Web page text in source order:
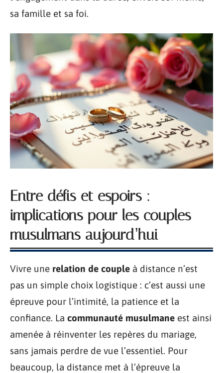
sa famille et sa foi.
Entre défis et espoirs :
implications pour les couples
musulmans aujourd’hui
Vivre une relation de couple à distance n’est
pas un simple choix logistique : c’est aussi une
épreuve pour l’intimité, la patience et la
confiance. La communauté musulmane est ainsi
amenée à réinventer les repères du mariage,
sans jamais perdre de vue l’essentiel. Pour
beaucoup, la distance met à l’épreuve la